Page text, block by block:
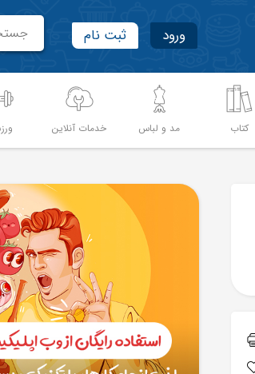
ورود ثبت نام
کتاب مد و لباس خدمات آنلاین